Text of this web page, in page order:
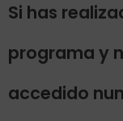
Si has
programa y
accedido